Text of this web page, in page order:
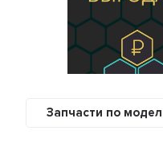
Запчасти по